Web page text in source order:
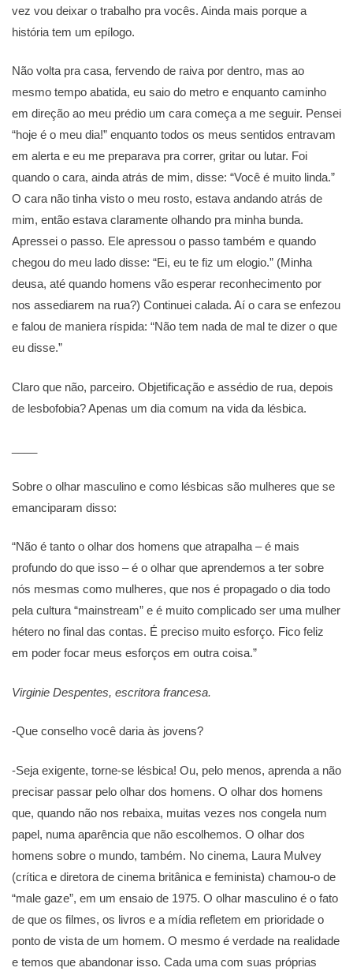
vez vou deixar o trabalho pra vocês. Ainda mais porque a
história tem um epílogo.
Não volta pra casa, fervendo de raiva por dentro, mas ao
mesmo tempo abatida, eu saio do metro e enquanto caminho
em direção ao meu prédio um cara começa a me seguir. Pensei
“hoje é o meu dia!” enquanto todos os meus sentidos entravam
em alerta e eu me preparava pra correr, gritar ou lutar. Foi
quando o cara, ainda atrás de mim, disse: “Você é muito linda.”
O cara não tinha visto o meu rosto, estava andando atrás de
mim, então estava claramente olhando pra minha bunda.
Apressei o passo. Ele apressou o passo também e quando
chegou do meu lado disse: “Ei, eu te fiz um elogio.” (Minha
deusa, até quando homens vão esperar reconhecimento por
nos assediarem na rua?) Continuei calada. Aí o cara se enfezou
e falou de maniera ríspida: “Não tem nada de mal te dizer o que
eu disse.”
Claro que não, parceiro. Objetificação e assédio de rua, depois
de lesbofobia? Apenas um dia comum na vida da lésbica.
Sobre o olhar masculino e como lésbicas são mulheres que se
emanciparam disso:
“Não é tanto o olhar dos homens que atrapalha – é mais
profundo do que isso – é o olhar que aprendemos a ter sobre
nós mesmas como mulheres, que nos é propagado o dia todo
pela cultura “mainstream” e é muito complicado ser uma mulher
hétero no final das contas. É preciso muito esforço. Fico feliz
em poder focar meus esforços em outra coisa.”
Virginie Despentes, escritora francesa.
-Que conselho você daria às jovens?
-Seja exigente, torne-se lésbica! Ou, pelo menos, aprenda a não
precisar passar pelo olhar dos homens. O olhar dos homens
que, quando não nos rebaixa, muitas vezes nos congela num
papel, numa aparência que não escolhemos. O olhar dos
homens sobre o mundo, também. No cinema, Laura Mulvey
(crítica e diretora de cinema britânica e feminista) chamou-o de
“male gaze”, em um ensaio de 1975. O olhar masculino é o fato
de que os filmes, os livros e a mídia refletem em prioridade o
ponto de vista de um homem. O mesmo é verdade na realidade
e temos que abandonar isso. Cada uma com suas próprias